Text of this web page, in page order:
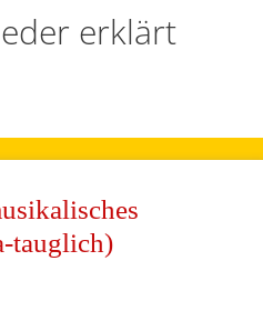
erklärt
tauglich)